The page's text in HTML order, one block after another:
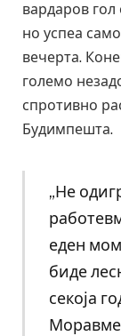
вардаров гол
но успеа
вечерта.
големо
спротивно
Будимпешта.
„Не
еден
биде
секоја
Моравме